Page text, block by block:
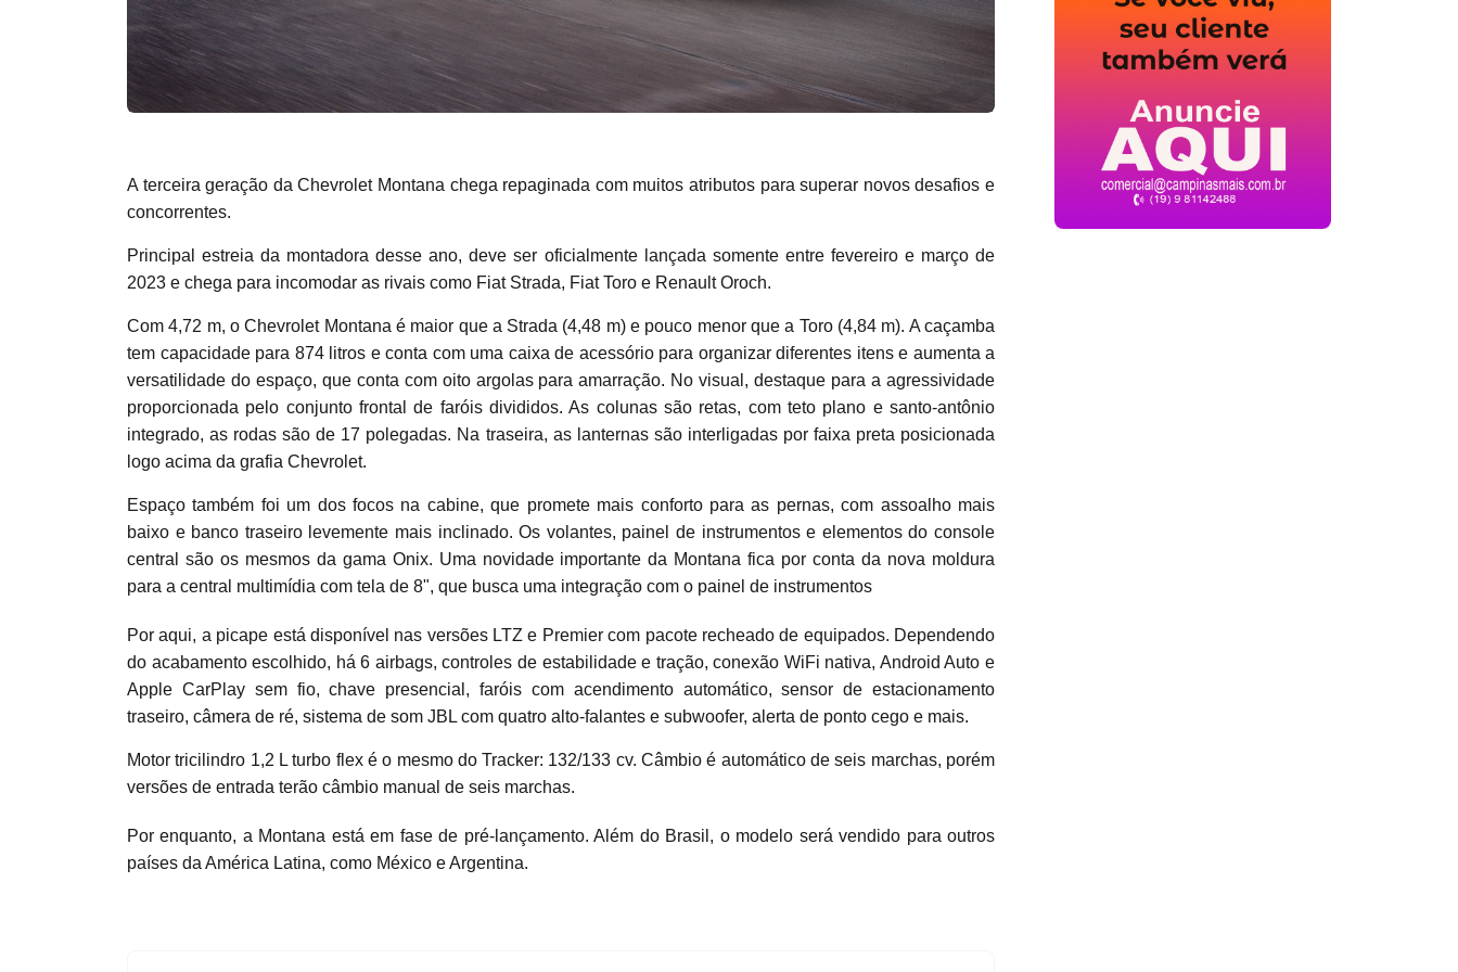
A terceira geração da Chevrolet Montana chega repaginada com muitos atributos para superar novos desafios e
concorrentes.
Principal estreia da montadora desse ano, deve ser oficialmente lançada somente entre fevereiro e março de
2023 e chega para incomodar as rivais como Fiat Strada, Fiat Toro e Renault Oroch.
Com 4,72 m, o Chevrolet Montana é maior que a Strada (4,48 m) e pouco menor que a Toro (4,84 m). A caçamba
tem capacidade para 874 litros e conta com uma caixa de acessório para organizar diferentes itens e aumenta a
versatilidade do espaço, que conta com oito argolas para amarração. No visual, destaque para a agressividade
proporcionada pelo conjunto frontal de faróis divididos. As colunas são retas, com teto plano e santo-antônio
integrado, as rodas são de 17 polegadas. Na traseira, as lanternas são interligadas por faixa preta posicionada
logo acima da grafia Chevrolet.
Espaço também foi um dos focos na cabine, que promete mais conforto para as pernas, com assoalho mais
baixo e banco traseiro levemente mais inclinado. Os volantes, painel de instrumentos e elementos do console
central são os mesmos da gama Onix. Uma novidade importante da Montana fica por conta da nova moldura
para a central multimídia com tela de 8", que busca uma integração com o painel de instrumentos
Por aqui, a picape está disponível nas versões LTZ e Premier com pacote recheado de equipados. Dependendo
do acabamento escolhido, há 6 airbags, controles de estabilidade e tração, conexão WiFi nativa, Android Auto e
Apple CarPlay sem fio, chave presencial, faróis com acendimento automático, sensor de estacionamento
traseiro, câmera de ré, sistema de som JBL com quatro alto-falantes e subwoofer, alerta de ponto cego e mais.
Motor tricilindro 1,2 L turbo flex é o mesmo do Tracker: 132/133 cv. Câmbio é automático de seis marchas, porém
versões de entrada terão câmbio manual de seis marchas.
Por enquanto, a Montana está em fase de pré-lançamento. Além do Brasil, o modelo será vendido para outros
países da América Latina, como México e Argentina.